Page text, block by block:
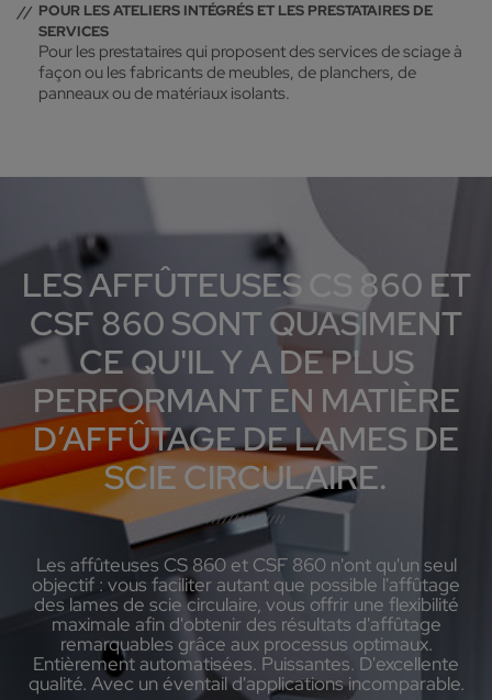
POUR LES ATELIERS INTÉGRÉS ET LES PRESTATAIRES DE
SERVICES
Pour les prestataires qui proposent des services de sciage à
façon ou les fabricants de meubles, de planchers, de
panneaux ou de matériaux isolants.
LES AFFÛTEUSES CS 860 ET
CSF 860 SONT QUASIMENT
CE QU'IL Y A DE PLUS
PERFORMANT EN MATIÈRE
D’AFFÛTAGE DE LAMES DE
SCIE CIRCULAIRE.
Les affûteuses CS 860 et CSF 860 n'ont qu'un seul
objectif : vous faciliter autant que possible l'affûtage
des lames de scie circulaire, vous offrir une flexibilité
maximale afin d'obtenir des résultats d'affûtage
remarquables grâce aux processus optimaux.
Entièrement automatisées. Puissantes. D'excellente
qualité. Avec un éventail d'applications incomparable.